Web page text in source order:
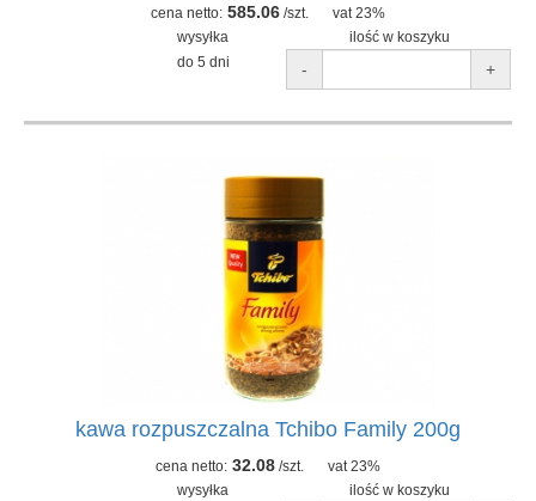
cena netto: 585.06 /szt.
vat 23%
wysyłka
ilość w koszyku
do 5 dni
- +
kawa rozpuszczalna Tchibo Family 200g
cena netto: 32.08 /szt.
vat 23%
wysyłka
ilość w koszyku